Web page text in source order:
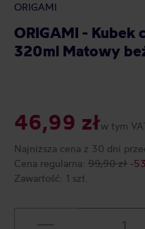
ORIGAMI
ORIGAMI - Kubek
320ml Matowy
46,99 złw tym
Najniższa cena z 30 dni
Cena regularna: 99,90 zł -
Zawartość: 1 szt.